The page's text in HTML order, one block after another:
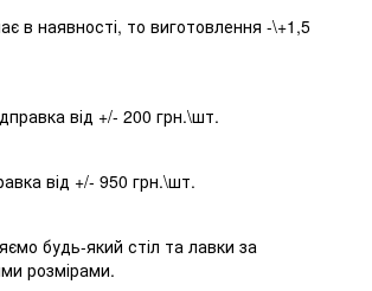
в наявності, то виготовлення -\+1,5
від +/- 200 грн.\шт.
від +/- 950 грн.\шт.
будь-який стіл та лавки за
розмірами.